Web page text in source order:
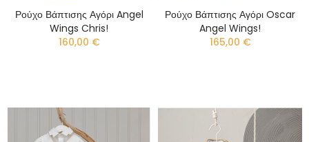
Ρούχο Βάπτισης Αγόρι Angel
Wings Chris!
160,00 €
Ρούχο Βάπτισης Αγόρι Oscar
Angel Wings!
165,00 €